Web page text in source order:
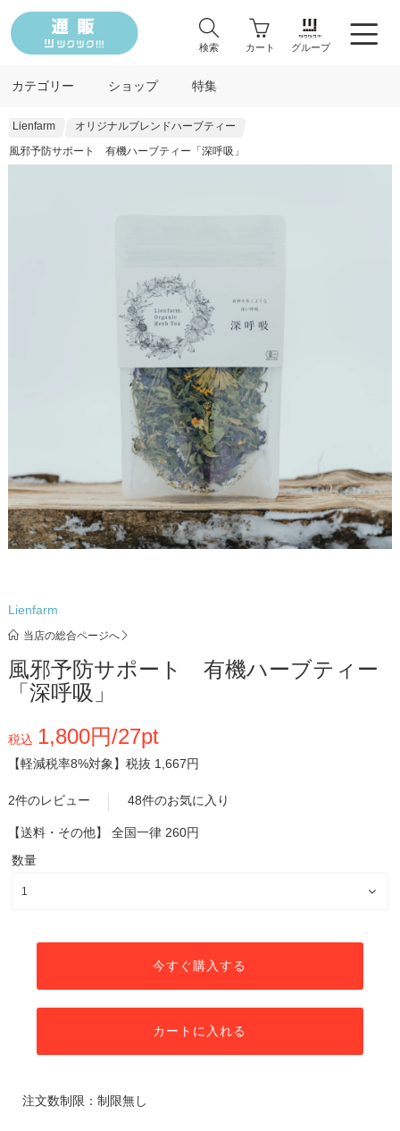
検索 カート グループ
カテゴリー ショップ 特集
Lienfarm
オリジナルブレンドハーブティー
風邪予防サポート 有機ハーブティー「深呼吸」
Lienfarm
当店の総合ページへ
風邪予防サポート 有機ハーブティー
「深呼吸」
税込 1,800円/27pt
【軽減税率8%対象】 税抜 1,667円
2件のレビュー 48件のお気に入り
【送料・その他】 全国一律 260円
数量
今すぐ購入する
カートに入れる
注文数制限：制限無し